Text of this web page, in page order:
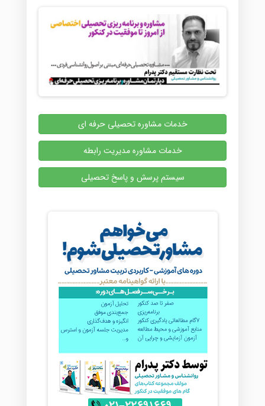
خدمات مشاوره تحصیلی حرفه ای
خدمات مشاوره مدیریت رابطه
سیستم پرسش و پاسخ تحصیلی